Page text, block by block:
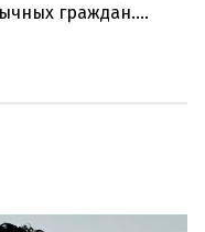
граждан.